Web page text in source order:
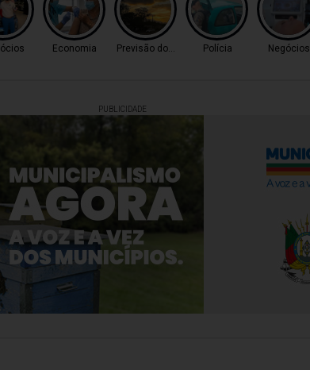
Economia Previsão do Tempo Polícia Negócios
PUBLICIDADE